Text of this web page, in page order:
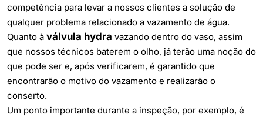
competência para levar a nossos clientes a solução de
qualquer problema relacionado a vazamento de água.
Quanto à válvula hydra vazando dentro do vaso, assim
que nossos técnicos baterem o olho, já terão uma noção do
que pode ser e, após verificarem, é garantido que
encontrarão o motivo do vazamento e realizarão o
conserto.
Um ponto importante durante a inspeção, por exemplo, é